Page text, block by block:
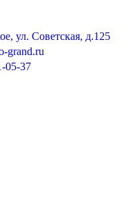
ул. Советская, д.125
grand.ru
05-37